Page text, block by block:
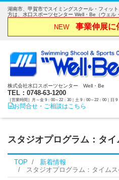
湖南市、甲賀市でスイミングスクール・フィッ
方は、水口スポーツセンター Well・Be（ウェル
NEW 事業伸展に
株式会社水口スポーツセンター Well・Be
TEL：0748-63-1200
［営業時間］月～金 9：00～22：30｜土 9：00～22：00｜日 9
お問合せ・ご相談はこちら
スタジオプログラム：タ
TOP
新着情報
スタジオプログラム：タイム